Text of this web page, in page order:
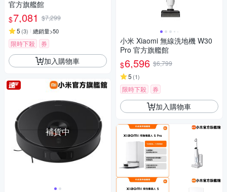
官方旗艦館
$7,081 $7,299
5 (3) 總銷量>50
限時下殺 券
加入購物車
補貨中
小米 Xiaomi 無線洗地機 W30
Pro 官方旗艦館
$6,596 $6,799
5 (1)
限時下殺 券
加入購物車